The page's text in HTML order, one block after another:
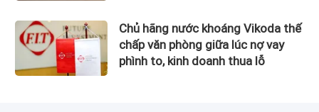
Chủ hãng nước khoáng Vikoda thế
chấp văn phòng giữa lúc nợ vay
phình to, kinh doanh thua lỗ